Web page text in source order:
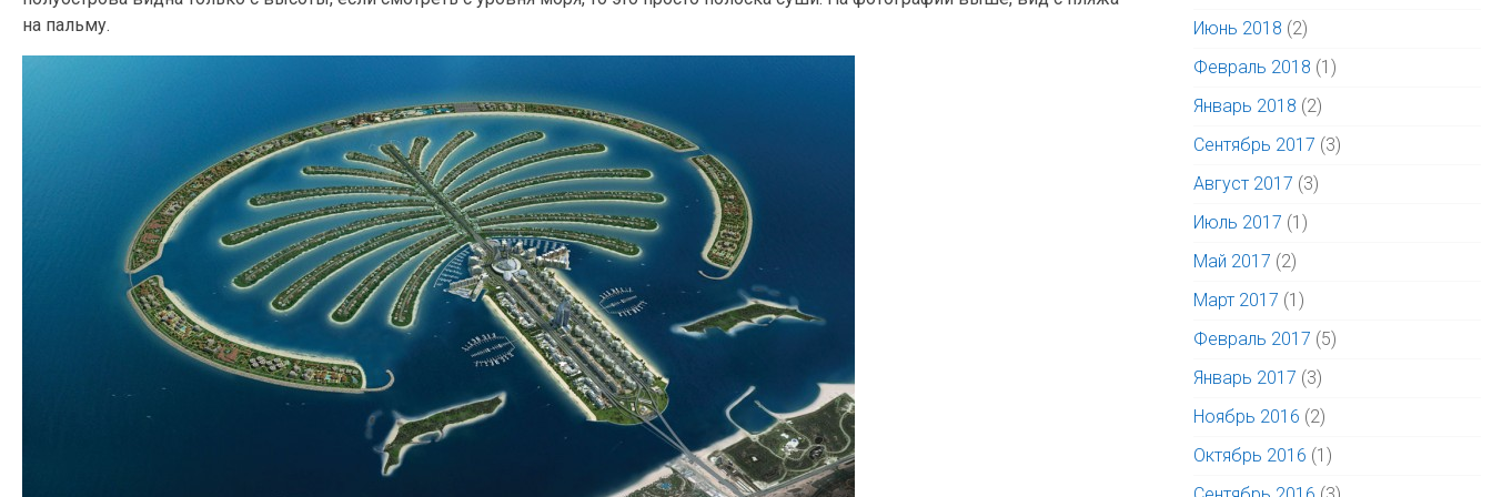
на пальму.
Июнь 2018 (2)
Февраль 2018 (1)
Январь 2018 (2)
Сентябрь 2017 (3)
Август 2017 (3)
Июль 2017 (1)
Май 2017 (2)
Март 2017 (1)
Февраль 2017 (5)
Январь 2017 (3)
Ноябрь 2016 (2)
Октябрь 2016 (1)